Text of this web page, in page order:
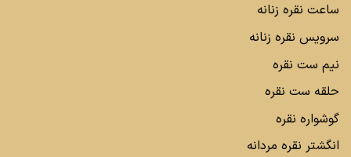
ساعت نقره زنانه
سرویس نقره زنانه
نیم ست نقره
حلقه ست نقره
گوشواره نقره
انگشتر نقره مردانه